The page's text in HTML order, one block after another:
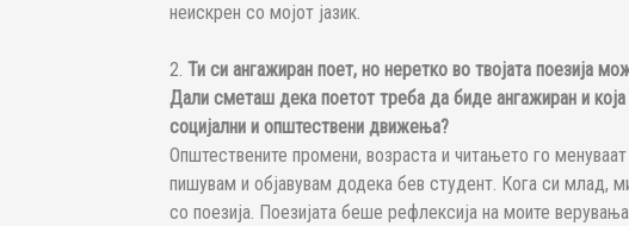
неискрен со мојот јазик.
2. Ти си ангажиран поет, но неретко во твојата поезија
Дали сметаш дека поетот треба да биде ангажиран и
социјални и општествени движења?
Општествените промени, возраста и читањето го
пишувам и објавувам додека бев студент. Кога си
со поезија. Поезијата беше рефлексија на моите